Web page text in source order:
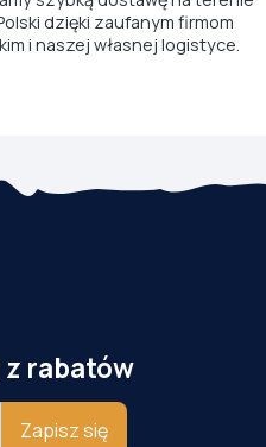
dzięki zaufanym firmom
i naszej własnej logistyce.
rabatów
Zapisz się